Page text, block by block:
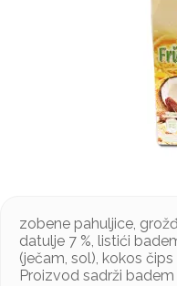
zobene pahuljice,
datulje 7 %, listići
(ječam, sol), kokos čips
Proizvod sadrži